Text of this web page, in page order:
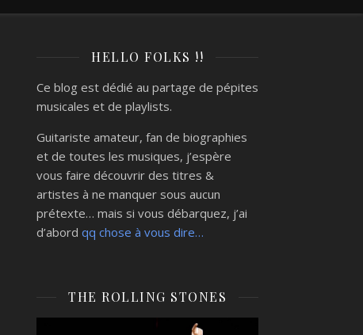
HELLO FOLKS !!
Ce blog est dédié au partage de pépites
musicales et de playlists.
Guitariste amateur, fan de biographies
et de toutes les musiques, j’espère
vous faire découvrir des titres &
artistes à ne manquer sous aucun
prétexte… mais si vous débarquez, j’ai
d’abord qq chose à vous dire…
THE ROLLING STONES